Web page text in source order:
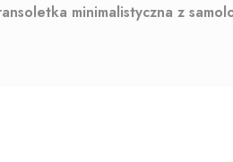
minimalistyczna z